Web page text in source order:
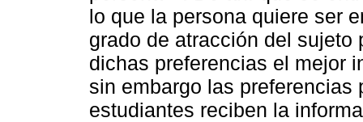
lo que la persona quiere ser
grado de atracción del
dichas preferencias el mejor
sin embargo las
estudiantes reciben la